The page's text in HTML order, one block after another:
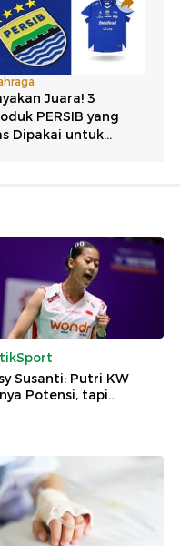
Susanti: Putri KW
Potensi, tapi...